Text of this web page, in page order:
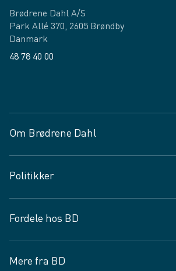
Brødrene Dahl A/S
Park Allé 370, 2605 Brøndby
Danmark
48 78 40 00
Om Brødrene Dahl
Vagttelefon 30 10 89 89
Spørgsmål og svar
Job og karriere
Fødevarekontrolrapport
Politikker
Privatlivspolitik
Cookies
Vilkår og betingelser
Fordele hos BD
BD app
Mere fra BD